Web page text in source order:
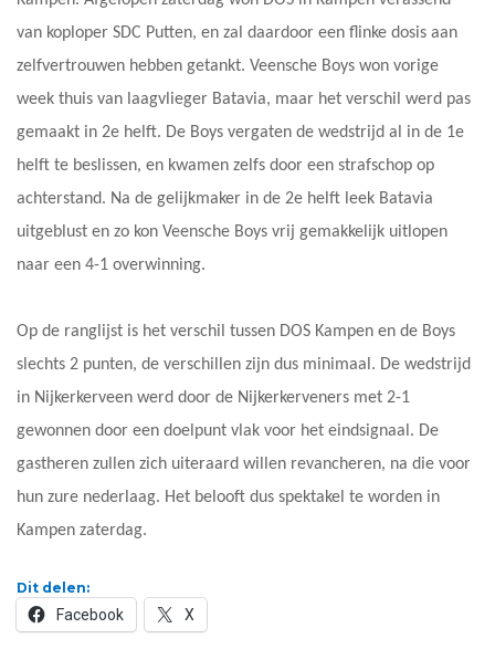
van koploper SDC Putten, en zal daardoor een flinke dosis aan
zelfvertrouwen hebben getankt. Veensche Boys won vorige
week thuis van laagvlieger Batavia, maar het verschil werd pas
gemaakt in 2e helft. De Boys vergaten de wedstrijd al in de 1e
helft te beslissen, en kwamen zelfs door een strafschop op
achterstand. Na de gelijkmaker in de 2e helft leek Batavia
uitgeblust en zo kon Veensche Boys vrij gemakkelijk uitlopen
naar een 4-1 overwinning.
Op de ranglijst is het verschil tussen DOS Kampen en de Boys
slechts 2 punten, de verschillen zijn dus minimaal. De wedstrijd
in Nijkerkerveen werd door de Nijkerkerveners met 2-1
gewonnen door een doelpunt vlak voor het eindsignaal. De
gastheren zullen zich uiteraard willen revancheren, na die voor
hun zure nederlaag. Het belooft dus spektakel te worden in
Kampen zaterdag.
Dit delen:
Facebook X